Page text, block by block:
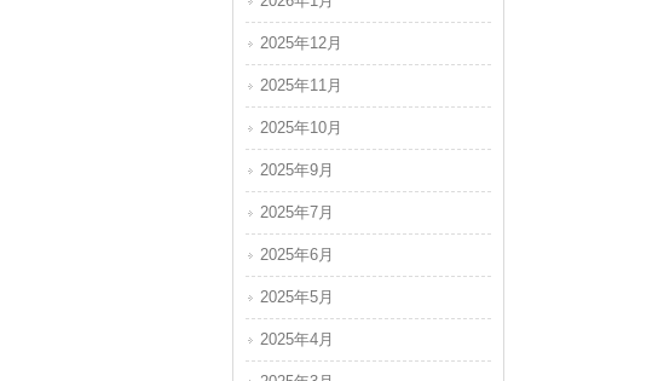
2025年12月
2025年11月
2025年10月
2025年9月
2025年7月
2025年6月
2025年5月
2025年4月